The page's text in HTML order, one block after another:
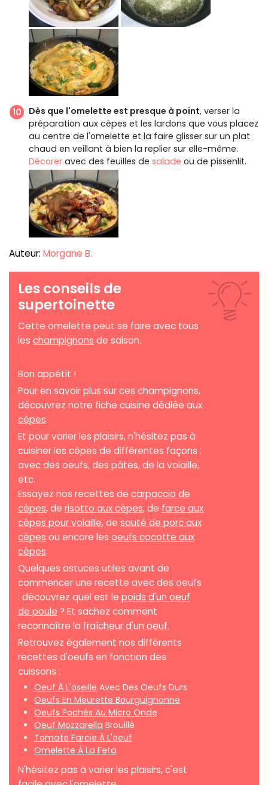
Dès que l'omelette est presque à point, verser la
préparation aux cèpes et les lardons que vous placez
au centre de l'omelette et la faire glisser sur un plat
chaud en veillant à bien la replier sur elle-même.
Décorer avec des feuilles de salade ou de pissenlit.
Auteur: Morgane B.
Les conseils de
supertoinette
Cette omelette peut se faire avec tous
les champignons de saison.
Bon appétit !
Pour en savoir plus sur ces champignons,
découvrez notre fiche cuisine dédiée aux
cèpes.
Et pour varier les plaisirs, n'hésitez pas à
cuisiner les cèpes de différentes façons :
avec des oeufs, des pâtes, de la volaille,
etc.
Essayez nos recettes de carpaccio de
cèpes, de risotto aux cèpes, de farce aux
cèpes pour volaille, de sauté de porc aux
cèpes ou encore les oeufs cocotte aux
cèpes.
Quelques astuces utiles avant de
commencer une recette avec des oeufs
: découvrez quel est le poids d'un oeuf
de poule ? Et sachez comment
reconnaître la fraîcheur d'un oeuf.
Retrouvez également nos différents
recettes d'oeufs en fonction des
cuissons :
Oeuf À L'oseille Avec Des Oeufs Durs
Oeufs En Meurette Bourguignonne
Oeufs Pochés Au Micro Onde
Oeuf Mozzarella Brouillé
Tomate Farcie À L'oeuf
Omelette À La Feta
N'hésitez pas à varier les plaisirs, c'est